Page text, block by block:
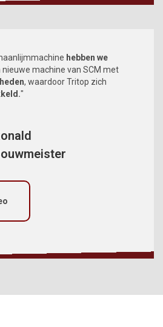
hebben we
nieuwe machine van SCM met
, waardoor Tritop zich
"